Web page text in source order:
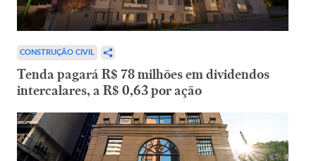
CONSTRUÇÃO CIVIL
Tenda pagará R$ 78 milhões em dividendos
intercalares, a R$ 0,63 por ação